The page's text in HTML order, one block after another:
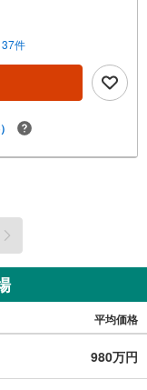
件
平均価格
980万円